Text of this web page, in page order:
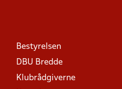
Bestyrelsen
DBU Bredde
Klubrådgiverne